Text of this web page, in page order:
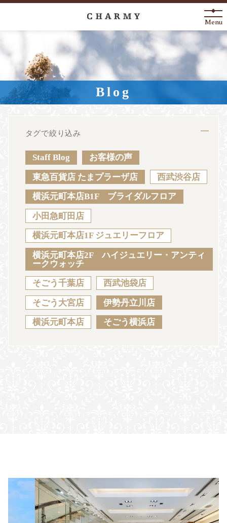
New Arrival
About
Engagement Ring
Anniversary
News Blog
Sustainability Voice Catalog
JA EN CH KO
Menu
Blog
タグで絞り込み
Staff Blog お客様の声
東急百貨店 たまプラーザ店 西武渋谷店
横浜元町本店B1F ブライダルフロア
小田急町田店
横浜元町本店1F ジュエリーフロア
横浜元町本店2F ハイジュエリー・アンティ
ークウォッチ
そごう千葉店 西武池袋店
そごう大宮店 伊勢丹立川店
横浜元町本店 そごう横浜店